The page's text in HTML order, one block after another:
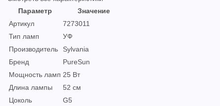
Параметр
Значение
Артикул
7273011
Тип ламп
УФ
Производитель
Sylvania
Бренд
PureSun
Мощность ламп 25 Вт
Длина лампы
52 см
Цоколь
G5